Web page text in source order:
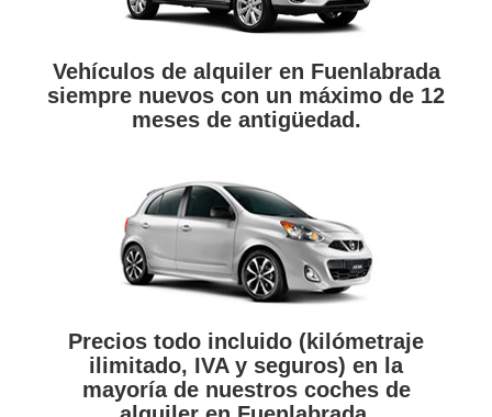
Vehículos de alquiler en Fuenlabrada
siempre nuevos con un máximo de 12
meses de antigüedad.
Precios todo incluido (kilómetraje
ilimitado, IVA y seguros) en la
mayoría de nuestros coches de